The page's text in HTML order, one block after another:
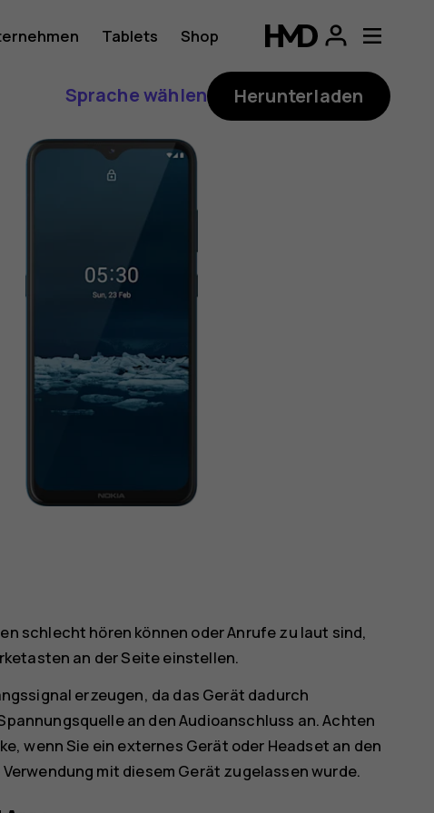
Tablets Shop
Sprache wählen Herunterladen
schlecht hören können oder Anrufe zu laut sind,
an der Seite einstellen.
erzeugen, da das Gerät dadurch
an den Audioanschluss an. Achten
wenn Sie ein externes Gerät oder Headset an den
mit diesem Gerät zugelassen wurde.